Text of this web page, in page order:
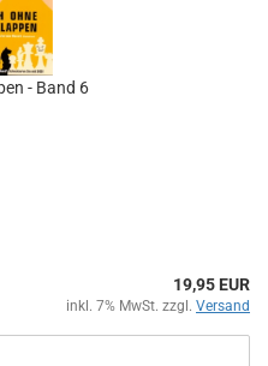
- Band 6
19,95 EUR
inkl. 7% MwSt. zzgl. Versand